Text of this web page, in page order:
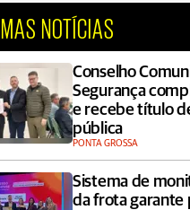
NOTÍCIAS
Conselho
Segurança
e recebe título
pública
PONTA GROSSA
Sistema de
da frota garante